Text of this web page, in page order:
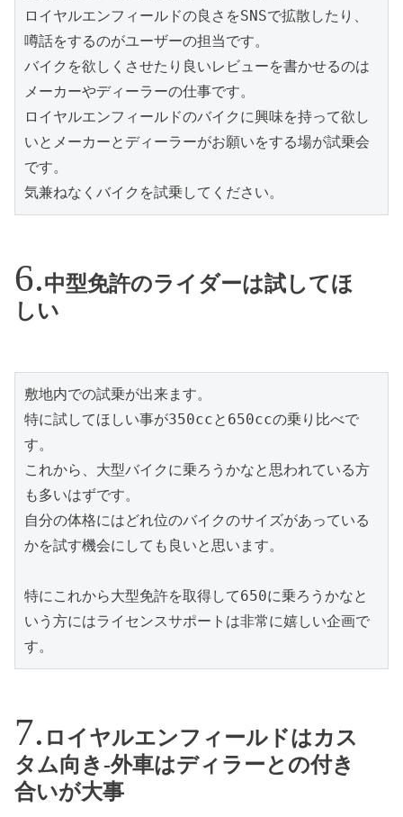
ロイヤルエンフィールドの良さをSNSで拡散したり、
噂話をするのがユーザーの担当です。
バイクを欲しくさせたり良いレビューを書かせるのは
メーカーやディーラーの仕事です。
ロイヤルエンフィールドのバイクに興味を持って欲し
いとメーカーとディーラーがお願いをする場が試乗会
です。
気兼ねなくバイクを試乗してください。
中型免許のライダーは試してほ
しい
敷地内での試乗が出来ます。
特に試してほしい事が350ccと650ccの乗り比べで
す。
これから、大型バイクに乗ろうかなと思われている方
も多いはずです。
自分の体格にはどれ位のバイクのサイズがあっている
かを試す機会にしても良いと思います。
特にこれから大型免許を取得して650に乗ろうかなと
いう方にはライセンスサポートは非常に嬉しい企画で
す。
ロイヤルエンフィールドはカス
タム向き-外車はディラーとの付き
合いが大事